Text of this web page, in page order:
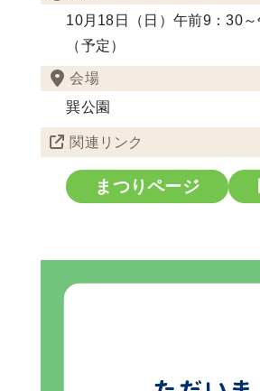
10月18日（日）午前9：30
（予定）
会場
巽公園
関連リンク
まつりページ